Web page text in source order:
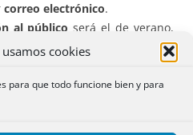
cookies
para que todo funcione bien y para
correo electrónico.
al público será el de verano,
de 9 a 14 horas.
de las solicitudes del público
simples o certificaciones